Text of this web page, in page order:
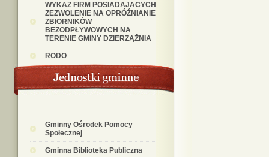
WYKAZ FIRM POSIADAJACYCH
ZEZWOLENIE NA OPRÓŹNIANIE
ZBIORNIKÓW
BEZODPŁYWOWYCH NA
TERENIE GMINY DZIERZĄŻNIA
RODO
Gminny Ośrodek Pomocy
Społecznej
Gminna Biblioteka Publiczna